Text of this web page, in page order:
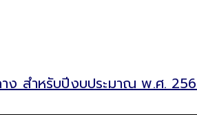
ง สำหรับปีงบประมาณ พ.ศ.